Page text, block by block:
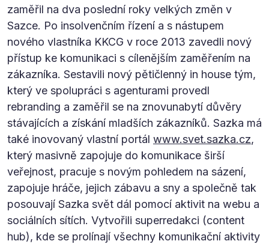
zaměřil na dva poslední roky velkých změn v
Sazce. Po insolvenčním řízení a s nástupem
nového vlastníka KKCG v roce 2013 zavedli nový
přístup ke komunikaci s cílenějším zaměřením na
zákazníka. Sestavili nový pětičlenný in house tým,
který ve spolupráci s agenturami provedl
rebranding a zaměřil se na znovunabytí důvěry
stávajících a získání mladších zákazníků. Sazka má
také inovovaný vlastní portál www.svet.sazka.cz,
který masivně zapojuje do komunikace širší
veřejnost, pracuje s novým pohledem na sázení,
zapojuje hráče, jejich zábavu a sny a společně tak
posouvají Sazka svět dál pomocí aktivit na webu a
sociálních sítích. Vytvořili superredakci (content
hub), kde se prolínají všechny komunikační aktivity